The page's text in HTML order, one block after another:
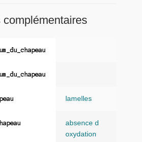
complémentaires
lamelles
absence d
oxydation